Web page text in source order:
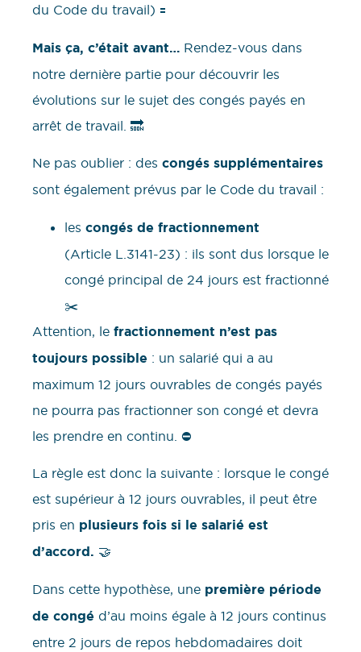
du Code du travail) 🟰
Mais ça, c’était avant… Rendez-vous dans
notre dernière partie pour découvrir les
évolutions sur le sujet des congés payés en
arrêt de travail. 🔜
Ne pas oublier : des congés supplémentaires
sont également prévus par le Code du travail :
les congés de fractionnement
(Article L.3141-23) : ils sont dus lorsque le
congé principal de 24 jours est fractionné
✂️
Attention, le fractionnement n’est pas
toujours possible : un salarié qui a au
maximum 12 jours ouvrables de congés payés
ne pourra pas fractionner son congé et devra
les prendre en continu. ⛔
La règle est donc la suivante : lorsque le congé
est supérieur à 12 jours ouvrables, il peut être
pris en plusieurs fois si le salarié est
d’accord. 🤝
Dans cette hypothèse, une première période
de congé d’au moins égale à 12 jours continus
entre 2 jours de repos hebdomadaires doit